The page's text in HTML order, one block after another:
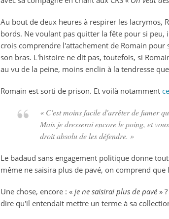
Au bout de deux heures à respirer les lacrymos,
bords. Ne voulant pas quitter la fête pour si peu,
crois comprendre l'attachement de Romain
son bras. L'histoire ne dit pas, toutefois, si
au vu de la peine, moins enclin à la tendresse
Romain est sorti de prison. Et voilà notamment
« C'est moins facile d'arrêter de fumer
Mais je dresserai encore le poing, et
droit absolu de les défendre. »
Le badaud sans engagement politique donne
même ne saisira plus de pavé, on comprend
Une chose, encore : « je ne saisirai plus de pavé »
dire qu'il entendait mettre un terme à sa